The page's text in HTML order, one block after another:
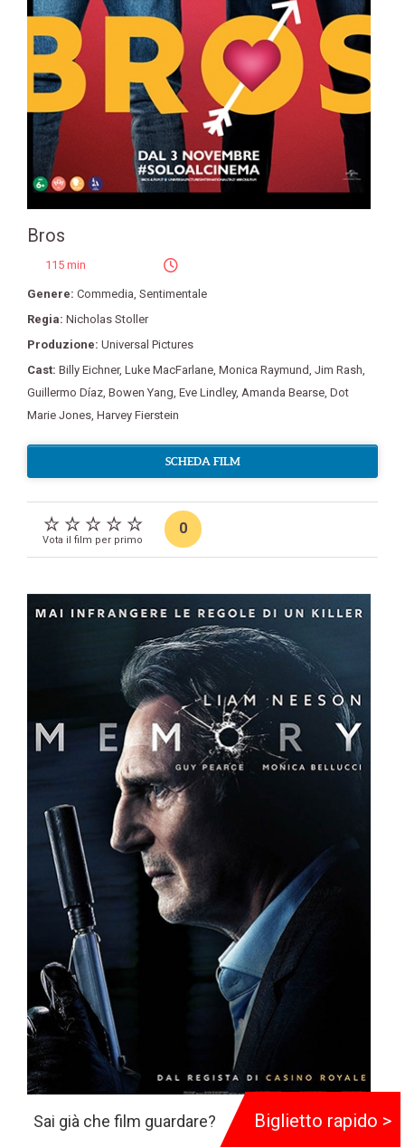
Bros
115 min
Genere: Commedia Sentimentale
Regia: Nicholas Stoller
Produzione: Universal Pictures
Cast: Billy Eichner, Luke MacFarlane Monica Raymund Jim Rash
Guillermo Díaz Bowen Yang Eve Lindley, Amanda Bearse Dot
Marie Jones Harvey Fierstein
SCHEDA FILM
Vota il film per primo
0
Sai già che film guardare? Biglietto rapido >